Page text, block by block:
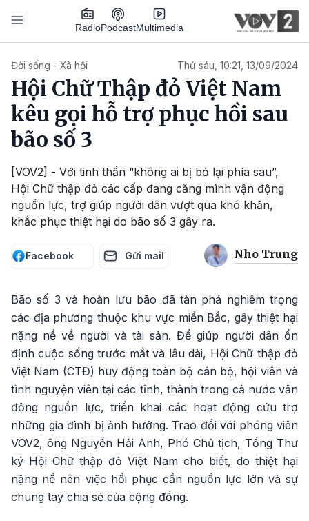
Nhảy đến nội dung
RadioPodcastMultimedia
Đời sống - Xã hội Thứ sáu, 10:21, 13/09/2024
Hội Chữ Thập đỏ Việt Nam
kêu gọi hỗ trợ phục hồi sau
bão số 3
[VOV2] - Với tinh thần “không ai bị bỏ lại phía sau”,
Hội Chữ thập đỏ các cấp đang căng mình vận động
nguồn lực, trợ giúp người dân vượt qua khó khăn,
khắc phục thiệt hại do bão số 3 gây ra.
Facebook Gửi mail Nho Trung
Bão số 3 và hoàn lưu bão đã tàn phá nghiêm trọng
các địa phương thuộc khu vực miền Bắc, gây thiệt hại
nặng nề về người và tài sản. Để giúp người dân ổn
định cuộc sống trước mắt và lâu dài, Hội Chữ thập đỏ
Việt Nam (CTĐ) huy động toàn bộ cán bộ, hội viên và
tình nguyện viên tại các tỉnh, thành trong cả nước vận
động nguồn lực, triển khai các hoạt động cứu trợ
những gia đình bị ảnh hưởng. Trao đổi với phóng viên
VOV2, ông Nguyễn Hải Anh, Phó Chủ tịch, Tổng Thư
ký Hội Chữ thập đỏ Việt Nam cho biết, do thiệt hại
nặng nề nên việc hồi phục cần nguồn lực lớn và sự
chung tay chia sẻ của cộng đồng.